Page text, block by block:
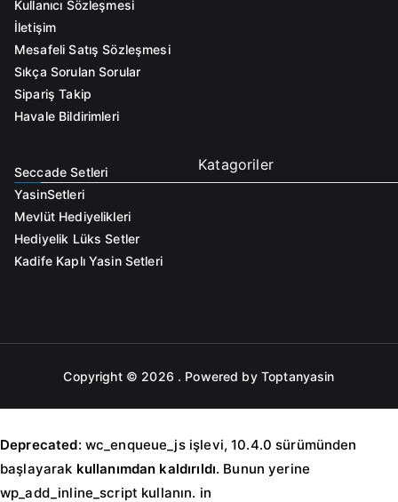
Kullanıcı Sözleşmesi
İletişim
Mesafeli Satış Sözleşmesi
Sıkça Sorulan Sorular
Sipariş Takip
Havale Bildirimleri
Katagoriler
Seccade Setleri
YasinSetleri
Mevlüt Hediyelikleri
Hediyelik Lüks Setler
Kadife Kaplı Yasin Setleri
Copyright © 2026 . Powered by Toptanyasin
Deprecated: wc_enqueue_js işlevi, 10.4.0 sürümünden
başlayarak kullanımdan kaldırıldı. Bunun yerine
wp_add_inline_script kullanın. in